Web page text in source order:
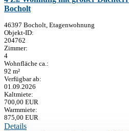
Bocholt
46397 Bocholt, Etagenwohnung
Objekt-ID:
204762
Zimmer:
4
Wohnfläche ca.:
92 m²
Verfügbar ab:
01.09.2026
Kaltmiete:
700,00 EUR
Warmmiete:
875,00 EUR
Details